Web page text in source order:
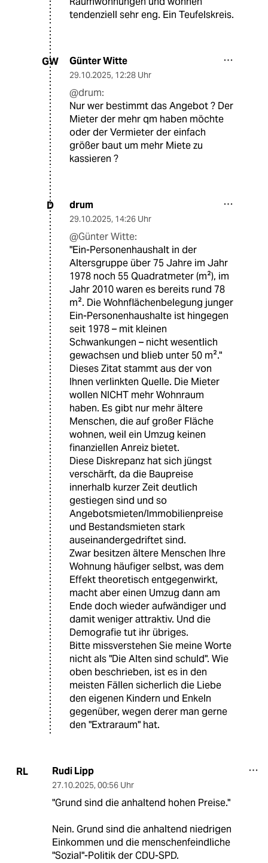
tendenziell sehr eng. Ein Teufelskreis.
GW Günter Witte
29.10.2025, 12:28 Uhr
@drum:
Nur wer bestimmt das Angebot ? Der
Mieter der mehr qm haben möchte
oder der Vermieter der einfach
größer baut um mehr Miete zu
kassieren ?
D drum
29.10.2025, 14:26 Uhr
@Günter Witte:
"Ein-Personenhaushalt in der
Altersgruppe über 75 Jahre im Jahr
1978 noch 55 Quadratmeter (m²), im
Jahr 2010 waren es bereits rund 78
m². Die Wohnflächenbelegung junger
Ein-Personenhaushalte ist hingegen
seit 1978 – mit kleinen
Schwankungen – nicht wesentlich
gewachsen und blieb unter 50 m²."
Dieses Zitat stammt aus der von
Ihnen verlinkten Quelle. Die Mieter
wollen NICHT mehr Wohnraum
haben. Es gibt nur mehr ältere
Menschen, die auf großer Fläche
wohnen, weil ein Umzug keinen
finanziellen Anreiz bietet.
Diese Diskrepanz hat sich jüngst
verschärft, da die Baupreise
innerhalb kurzer Zeit deutlich
gestiegen sind und so
Angebotsmieten/Immobilienpreise
und Bestandsmieten stark
auseinandergedriftet sind.
Zwar besitzen ältere Menschen Ihre
Wohnung häufiger selbst, was dem
Effekt theoretisch entgegenwirkt,
macht aber einen Umzug dann am
Ende doch wieder aufwändiger und
damit weniger attraktiv. Und die
Demografie tut ihr übriges.
Bitte missverstehen Sie meine Worte
nicht als "Die Alten sind schuld". Wie
oben beschrieben, ist es in den
meisten Fällen sicherlich die Liebe
den eigenen Kindern und Enkeln
gegenüber, wegen derer man gerne
den "Extraraum" hat.
RL Rudi Lipp
27.10.2025, 00:56 Uhr
"Grund sind die anhaltend hohen Preise."
Nein. Grund sind die anhaltend niedrigen
Einkommen und die menschenfeindliche
"Sozial"-Politik der CDU-SPD.